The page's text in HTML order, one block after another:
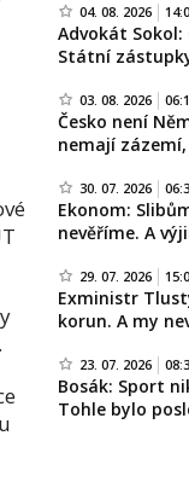
04. 08. 2026
Advokát Sokol:
Státní
03. 08. 2026
Česko není
nemají
30. 07. 2026
Ekonom:
nevěříme. A
29. 07. 2026
Exministr
korun. A my
23. 07. 2026
Bosák: Sport
Tohle bylo